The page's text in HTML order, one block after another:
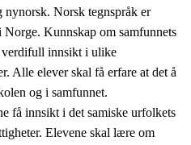
Norsk tegnspråk er
Kunnskap om samfunnets
verdifull innsikt i ulike
Alle elever skal få erfare at det å
og i samfunnet.
få innsikt i det samiske urfolkets
Elevene skal lære om